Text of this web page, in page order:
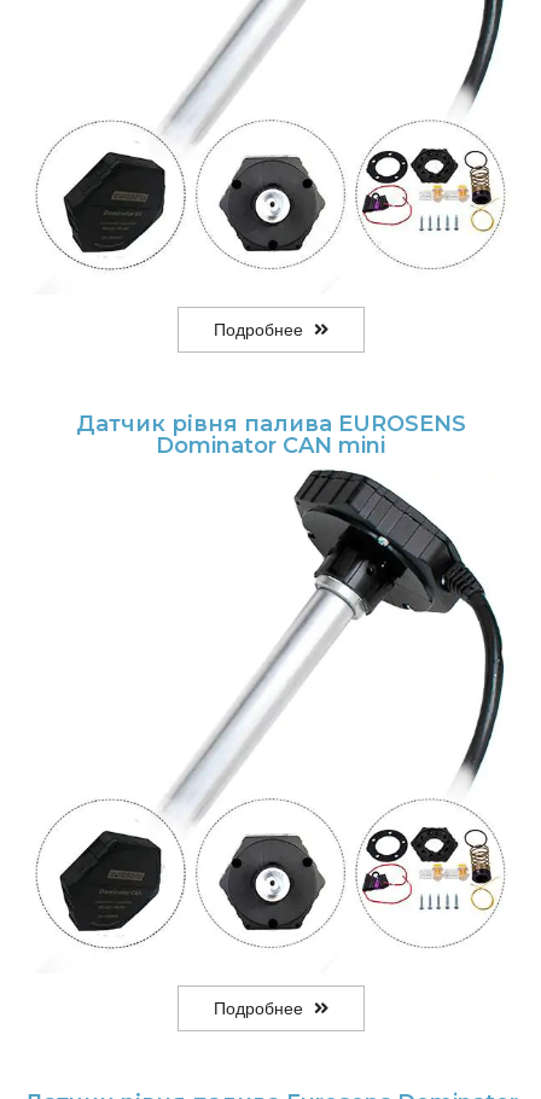
Подробнее
Датчик рівня палива EUROSENS
Dominator CAN mini
Подробнее